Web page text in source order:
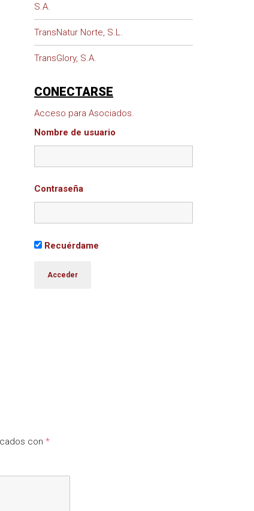
S.A.
TransNatur Norte, S.L.
TransGlory, S.A.
CONECTARSE
Acceso para Asociados.
Nombre de usuario
Contraseña
Recuérdame
con *